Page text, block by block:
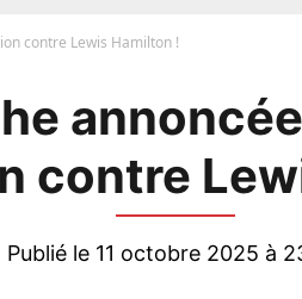
contre Lewis Hamilton !
contre
Publié le 11 octobre 2025 à